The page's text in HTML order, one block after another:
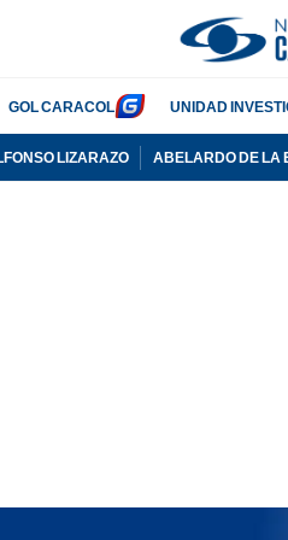
GOL CARACOL UNIDAD
LIZARAZO ABELARDO DE LA